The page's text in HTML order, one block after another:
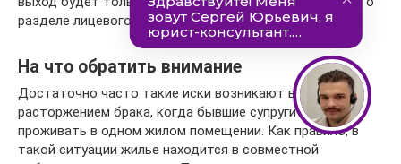
разделе лицевого счета.
На что обратить внимание
Достаточно часто такие иски возникают в связи с
расторжением брака, когда бывшие супруги остаются
проживать в одном жилом помещении. Как правило, в
такой ситуации жилье находится в совместной